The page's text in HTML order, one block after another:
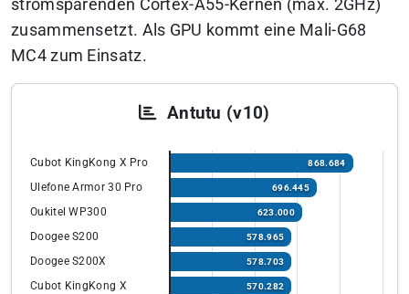
stromsparenden Cortex-A55-Kernen (max. 2GHz)
zusammensetzt. Als GPU kommt eine Mali-G68
MC4 zum Einsatz.
Antutu (v10)
Cubot KingKong X Pro 868.684
Ulefone Armor 30 Pro 696.445
Oukitel WP300 623.000
Doogee S200 578.965
Doogee S200X 578.703
Cubot KingKong X 570.282